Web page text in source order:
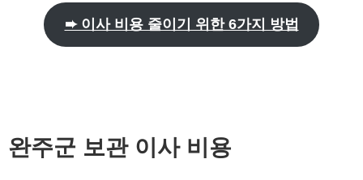
➨ 이사 비용 줄이기 위한 6가지 방법
완주군 보관 이사 비용